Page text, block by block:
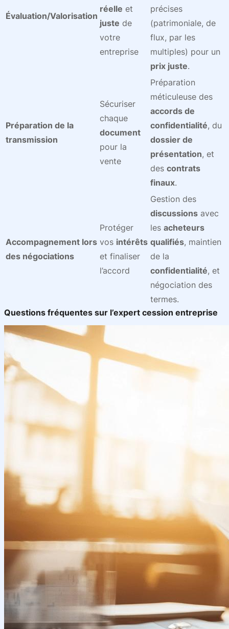
Évaluation/Valorisation
réelle et
juste de
votre
entreprise
précises
(patrimoniale, de
flux, par les
multiples) pour un
prix juste.
Préparation de la
transmission
Sécuriser
chaque
document
pour la
vente
Préparation
méticuleuse des
accords de
confidentialité, du
dossier de
présentation, et
des contrats
finaux.
Accompagnement lors
des négociations
Protéger
vos intérêts
et finaliser
l’accord
Gestion des
discussions avec
les acheteurs
qualifiés, maintien
de la
confidentialité, et
négociation des
termes.
Questions fréquentes sur l’expert cession entreprise